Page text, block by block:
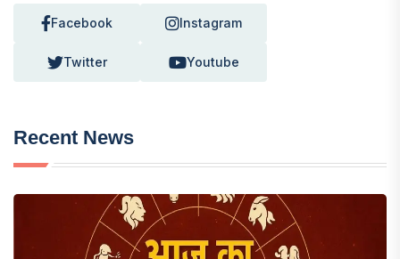
Facebook Instagram
Twitter Youtube
Recent News